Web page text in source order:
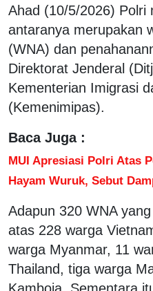
Ahad (10/5/2026) Polri
antaranya merupakan
(WNA) dan
Direktorat Jenderal
Kementerian Imigrasi
(Kemenimipas).
Baca Juga :
MUI Apresiasi Polri Atas
Hayam Wuruk, Sebut
Adapun 320 WNA
atas 228 warga
warga Myanmar, 11
Thailand, tiga warga